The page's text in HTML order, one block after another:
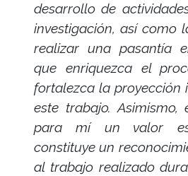
desarrollo de
investigación, así como
realizar una pasantía
que enriquezca el
fortalezca la proyección
este trabajo. Asimismo,
para mí un valor
constituye un
al trabajo realizado